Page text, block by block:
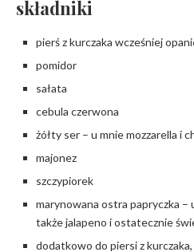
składniki
pierś z kurczaka wcześniej
pomidor
sałata
cebula czerwona
żółty ser – u mnie mozzarella i
majonez
szczypiorek
marynowana ostra papryczka –
także jalapeno i ostatecznie
dodatkowo do piersi z